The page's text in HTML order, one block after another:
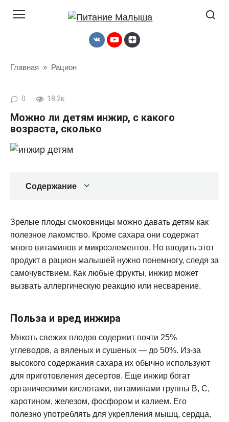
Главная » Рацион
0 18.2к.
Можно ли детям инжир, с какого
возраста, сколько
Содержание
Зрелые плоды смоковницы можно давать детям как
полезное лакомство. Кроме сахара они содержат
много витаминов и микроэлементов. Но вводить этот
продукт в рацион малышей нужно понемногу, следя за
самочувствием. Как любые фрукты, инжир может
вызвать аллергическую реакцию или несварение.
Польза и вред инжира
Мякоть свежих плодов содержит почти 25%
углеводов, а вяленых и сушеных — до 50%. Из-за
высокого содержания сахара их обычно используют
для приготовления десертов. Еще инжир богат
органическими кислотами, витаминами группы В, С,
каротином, железом, фосфором и калием. Его
полезно употреблять для укрепления мышц, сердца,